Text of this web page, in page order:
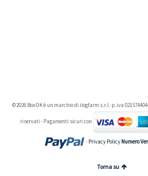
©2026 BoxOK è un marchio di ilogfarm s.r.l.·p.iva
riservati - Pagamenti sicuri con
- Privacy Policy Numero
Torna su